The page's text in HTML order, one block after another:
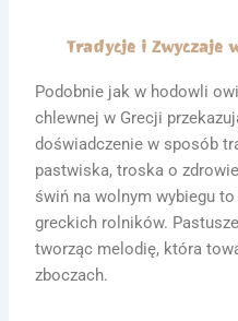
Tradycje i Zwyczaje
Podobnie jak w hodowli
chlewnej w Grecji
doświadczenie w sposób
pastwiska, troska o
świń na wolnym wybiegu
greckich rolników.
tworząc melodię, która
zboczach.